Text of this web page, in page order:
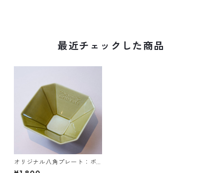
最近チェックした商品
オリジナル八角プレート：ボ
ウルタイプ